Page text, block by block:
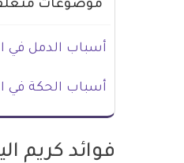
موضوعات
أسباب الدمل في
أسباب الحكة في
فوائد كريم